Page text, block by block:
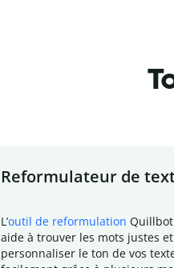
Reformulateur de
L ’outil de reformulation
aide à trouver les mots justes
personnaliser le ton de vos